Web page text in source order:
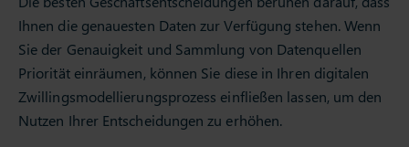
Ihnen die genauesten Daten zur Verfügung stehen. Wenn
Sie der Genauigkeit und Sammlung von Datenquellen
Priorität einräumen, können Sie diese in Ihren digitalen
Zwillingsmodellierungsprozess einfließen lassen, um den
Nutzen Ihrer Entscheidungen zu erhöhen.